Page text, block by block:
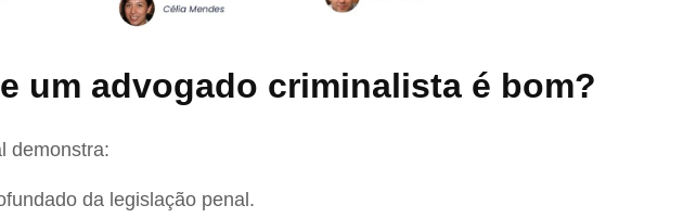
um advogado criminalista é bom?
demonstra:
da legislação penal.